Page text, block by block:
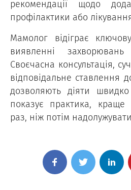
рекомендації щодо
профілактики або
Мамолог відіграє
виявленні
Своєчасна консультація,
відповідальне ставлення
дозволяють діяти
показує практика, краще
раз, ніж потім